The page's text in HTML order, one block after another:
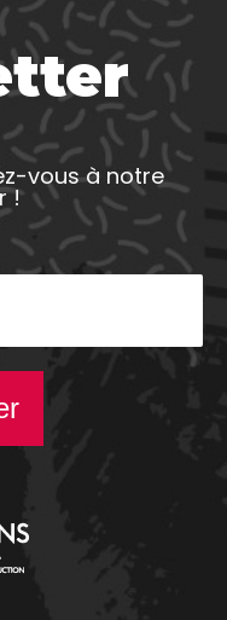
vous à notre
!